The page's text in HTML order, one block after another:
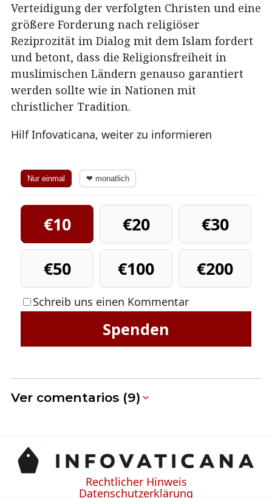
Verteidigung der verfolgten Christen und eine
größere Forderung nach religiöser
Reziprozität im Dialog mit dem Islam fordert
und betont, dass die Religionsfreiheit in
muslimischen Ländern genauso garantiert
werden sollte wie in Nationen mit
christlicher Tradition.
Hilf Infovaticana, weiter zu informieren
Nur einmal ❤ monatlich
€10 €20
€30
€50
€100 €200
Schreib uns einen Kommentar
Spenden
Ver comentarios (9)
Rechtlicher Hinweis
Datenschutzerklärung